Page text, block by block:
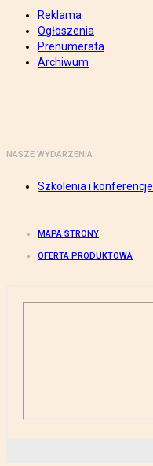
Reklama
Ogłoszenia
Prenumerata
Archiwum
NASZE WYDARZENIA
Szkolenia i konferencje
MAPA STRONY
OFERTA PRODUKTOWA